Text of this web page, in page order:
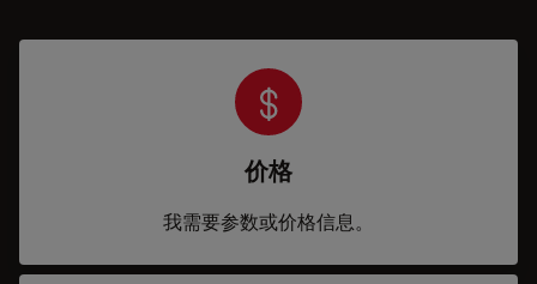
价格
我需要参数或价格信息。